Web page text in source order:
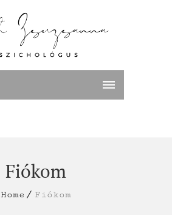
Fiókom
Home Fiókom